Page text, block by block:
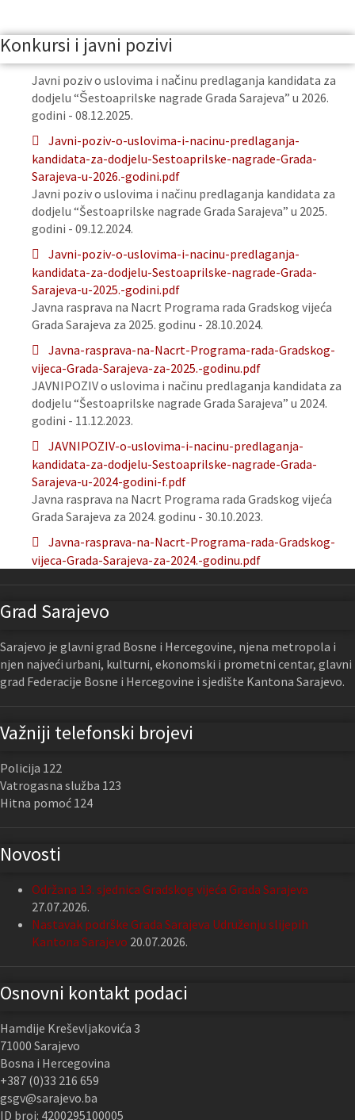
Konkursi i javni pozivi
Javni poziv o uslovima i načinu predlaganja kandidata za
dodjelu “Šestoaprilske nagrade Grada Sarajeva” u 2026.
godini - 08.12.2025.
Javni-poziv-o-uslovima-i-nacinu-predlaganja-
kandidata-za-dodjelu-Sestoaprilske-nagrade-Grada-
Sarajeva-u-2026.-godini.pdf
Javni poziv o uslovima i načinu predlaganja kandidata za
dodjelu “Šestoaprilske nagrade Grada Sarajeva” u 2025.
godini - 09.12.2024.
Javni-poziv-o-uslovima-i-nacinu-predlaganja-
kandidata-za-dodjelu-Sestoaprilske-nagrade-Grada-
Sarajeva-u-2025.-godini.pdf
Javna rasprava na Nacrt Programa rada Gradskog vijeća
Grada Sarajeva za 2025. godinu - 28.10.2024.
Javna-rasprava-na-Nacrt-Programa-rada-Gradskog-
vijeca-Grada-Sarajeva-za-2025.-godinu.pdf
JAVNIPOZIV o uslovima i načinu predlaganja kandidata za
dodjelu “Šestoaprilske nagrade Grada Sarajeva” u 2024.
godini - 11.12.2023.
JAVNIPOZIV-o-uslovima-i-nacinu-predlaganja-
kandidata-za-dodjelu-Sestoaprilske-nagrade-Grada-
Sarajeva-u-2024-godini-f.pdf
Javna rasprava na Nacrt Programa rada Gradskog vijeća
Grada Sarajeva za 2024. godinu - 30.10.2023.
Javna-rasprava-na-Nacrt-Programa-rada-Gradskog-
vijeca-Grada-Sarajeva-za-2024.-godinu.pdf
Grad Sarajevo
Sarajevo je glavni grad Bosne i Hercegovine, njena metropola i
njen najveći urbani, kulturni, ekonomski i prometni centar, glavni
grad Federacije Bosne i Hercegovine i sjedište Kantona Sarajevo.
Važniji telefonski brojevi
Policija 122
Vatrogasna služba 123
Hitna pomoć 124
Novosti
Održana 13. sjednica Gradskog vijeća Grada Sarajeva
27.07.2026.
Nastavak podrške Grada Sarajeva Udruženju slijepih
Kantona Sarajevo 20.07.2026.
Osnovni kontakt podaci
Hamdije Kreševljakovića 3
71000 Sarajevo
Bosna i Hercegovina
+387 (0)33 216 659
gsgv@sarajevo.ba
ID broj: 4200295100005